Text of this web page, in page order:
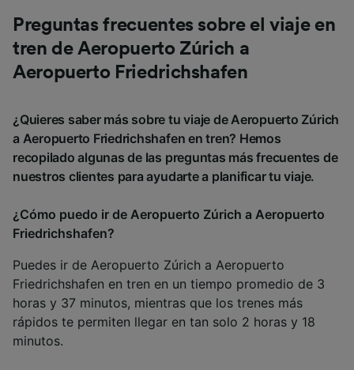
Preguntas frecuentes sobre el viaje en
tren de Aeropuerto Zúrich a
Aeropuerto Friedrichshafen
¿Quieres saber más sobre tu viaje de Aeropuerto Zúrich
a Aeropuerto Friedrichshafen en tren? Hemos
recopilado algunas de las preguntas más frecuentes de
nuestros clientes para ayudarte a planificar tu viaje.
¿Cómo puedo ir de Aeropuerto Zúrich a Aeropuerto
Friedrichshafen?
Puedes ir de Aeropuerto Zúrich a Aeropuerto
Friedrichshafen en tren en un tiempo promedio de 3
horas y 37 minutos, mientras que los trenes más
rápidos te permiten llegar en tan solo 2 horas y 18
minutos.